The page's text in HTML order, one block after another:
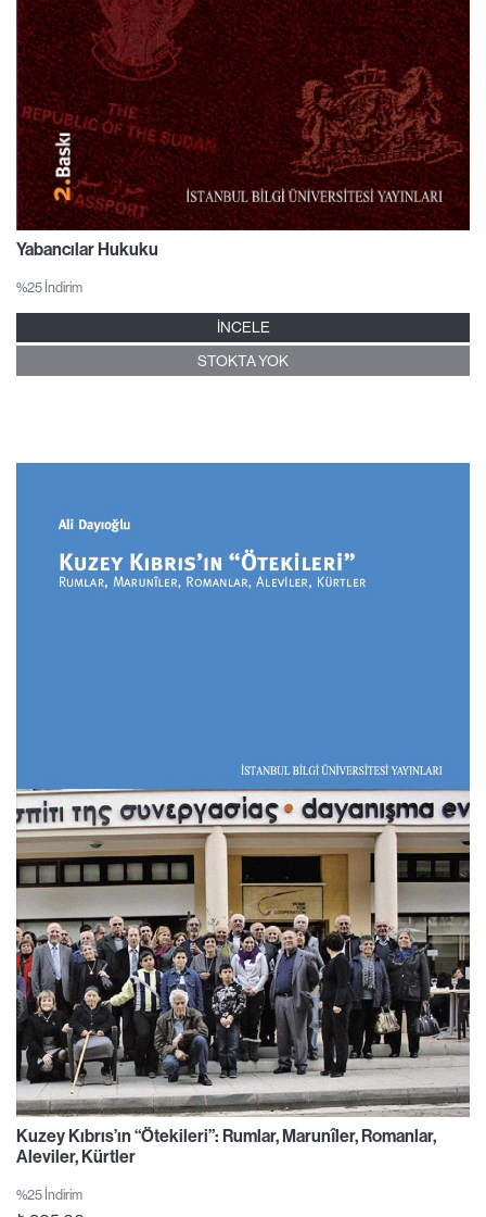
Yabancılar Hukuku
%25 İndirim
İNCELE
STOKTA YOK
Kuzey Kıbrıs’ın “Ötekileri”: Rumlar, Marunîler, Romanlar,
Aleviler, Kürtler
%25 İndirim